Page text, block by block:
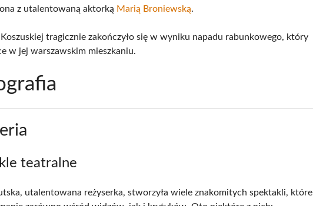
z utalentowaną aktorką Marią Broniewską.
tragicznie zakończyło się w wyniku napadu rabunkowego, który
w jej warszawskim mieszkaniu.
teatralne
utalentowana reżyserka, stworzyła wiele znakomitych spektakli, które